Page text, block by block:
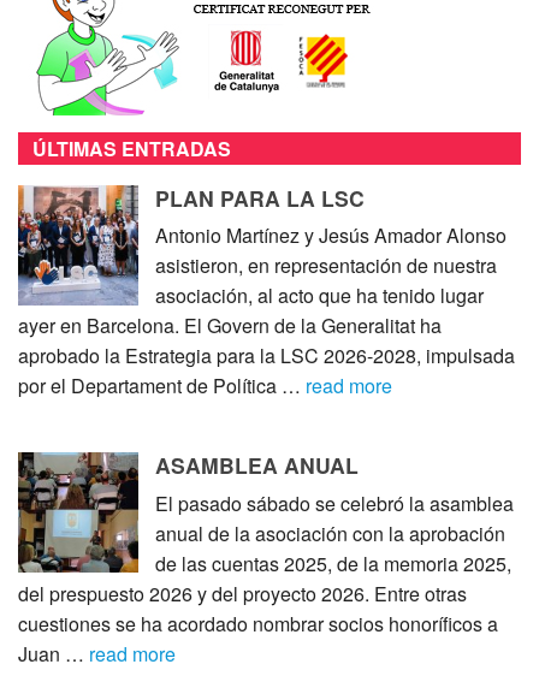
ÚLTIMAS ENTRADAS
PLAN PARA LA LSC
Antonio Martínez y Jesús Amador Alonso
asistieron, en representación de nuestra
asociación, al acto que ha tenido lugar
ayer en Barcelona. El Govern de la Generalitat ha
aprobado la Estrategia para la LSC 2026-2028, impulsada
por el Departament de Política … read more
ASAMBLEA ANUAL
El pasado sábado se celebró la asamblea
anual de la asociación con la aprobación
de las cuentas 2025, de la memoria 2025,
del prespuesto 2026 y del proyecto 2026. Entre otras
cuestiones se ha acordado nombrar socios honoríficos a
Juan … read more